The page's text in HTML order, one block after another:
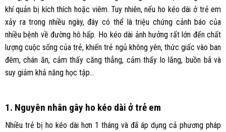
khí quản bị kích thích hoặc viêm. Tuy nhiên, nếu ho kéo dài ở trẻ em
xảy ra trong nhiều ngày, đây có thể là triệu chứng cảnh báo của
nhiều bệnh về đường hô hấp. Ho kéo dài ảnh hưởng rất lớn đến chất
lượng cuộc sống của trẻ, khiến trẻ ngủ không yên, thức giấc vào ban
đêm, chán ăn, cảm thấy căng thẳng, cảm thấy lo lắng, buồn bã và
suy giảm khả năng học tập…
1. Nguyên nhân gây ho kéo dài ở trẻ em
Nhiều trẻ bị ho kéo dài hơn 1 tháng và đã áp dụng cả phương pháp